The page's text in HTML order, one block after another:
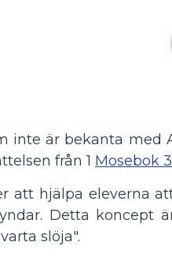
inte är bekanta med
från 1 Mosebok
att hjälpa eleverna
Detta koncept
slöja".